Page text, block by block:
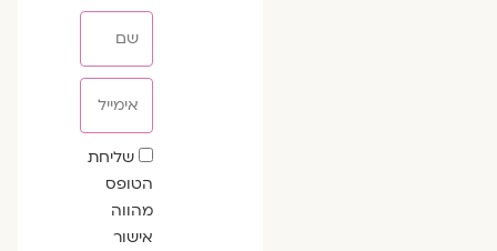
שדה
הסכמה
שליחת
הטופס
מהווה
אישור